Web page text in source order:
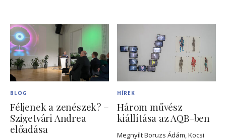
BLOG
Féljenek a zenészek? –
Szigetvári Andrea
előadása
HÍREK
Három művész
kiállítása az AQB-ben
Megnyílt Boruzs Ádám, Kocsi